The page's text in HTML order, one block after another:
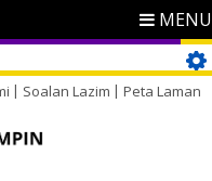
MENU
Soalan Lazim Peta Laman